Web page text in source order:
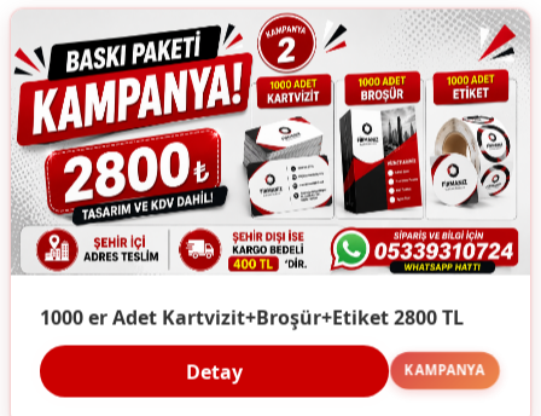
1000 er Adet Kartvizit+Broşür+Etiket 2800 TL
Detay KAMPANYA